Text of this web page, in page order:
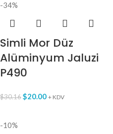
-34%
Simli Mor Düz
Alüminyum Jaluzi
P490
$30.16$20.00 + KDV
-10%